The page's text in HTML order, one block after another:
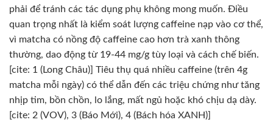
phải để tránh các tác dụng phụ không mong muốn. Điều
quan trọng nhất là kiểm soát lượng caffeine nạp vào cơ thể,
vì matcha có nồng độ caffeine cao hơn trà xanh thông
thường, dao động từ 19-44 mg/g tùy loại và cách chế biến.
[cite: 1 (Long Châu)] Tiêu thụ quá nhiều caffeine (trên 4g
matcha mỗi ngày) có thể dẫn đến các triệu chứng như tăng
nhịp tim, bồn chồn, lo lắng, mất ngủ hoặc khó chịu dạ dày.
[cite: 2 (VOV), 3 (Báo Mới), 4 (Bách hóa XANH)]